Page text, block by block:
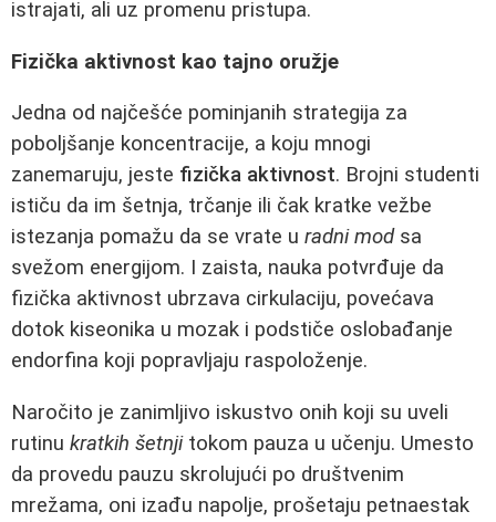
istrajati, ali uz promenu pristupa.
Fizička aktivnost kao tajno oružje
Jedna od najčešće pominjanih strategija za
poboljšanje koncentracije, a koju mnogi
zanemaruju, jeste fizička aktivnost. Brojni studenti
ističu da im šetnja, trčanje ili čak kratke vežbe
istezanja pomažu da se vrate u radni modsa
svežom energijom. I zaista, nauka potvrđuje da
fizička aktivnost ubrzava cirkulaciju, povećava
dotok kiseonika u mozak i podstiče oslobađanje
endorfina koji popravljaju raspoloženje.
Naročito je zanimljivo iskustvo onih koji su uveli
rutinu kratkih šetnjitokom pauza u učenju. Umesto
da provedu pauzu skrolujući po društvenim
mrežama, oni izađu napolje, prošetaju petnaestak